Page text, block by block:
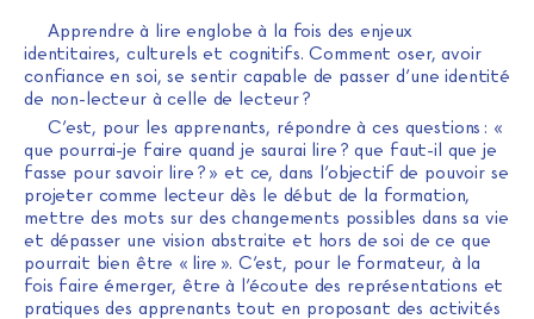
Apprendre à lire englobe à la fois des enjeux
identitaires, culturels et cognitifs. Comment oser, avoir
confiance en soi, se sentir capable de passer d’une identité
de non-lecteur à celle de lecteur ?
C’est, pour les apprenants, répondre à ces questions : «
que pourrai-je faire quand je saurai lire ? que faut-il que je
fasse pour savoir lire ? » et ce, dans l’objectif de pouvoir se
projeter comme lecteur dès le début de la formation,
mettre des mots sur des changements possibles dans sa vie
et dépasser une vision abstraite et hors de soi de ce que
pourrait bien être « lire ». C’est, pour le formateur, à la
fois faire émerger, être à l’écoute des représentations et
pratiques des apprenants tout en proposant des activités